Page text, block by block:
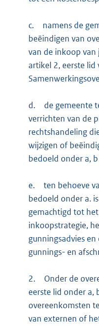
c.
namens de
beëindigen van
van de inkoop van
artikel 2, eerste lid
d.
de gemeente
verrichten van de
rechtshandeling
wijzigen of
bedoeld onder a, b
e.
ten behoeve
bedoeld onder a.
gemachtigd tot
inkoopstrategie,
gunningsadvies
gunnings- en
2.
Onder de
eerste lid onder a,
overeenkomsten
van externen of